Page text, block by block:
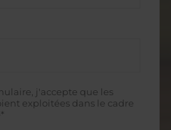
j'accepte que les
exploitées dans le cadre